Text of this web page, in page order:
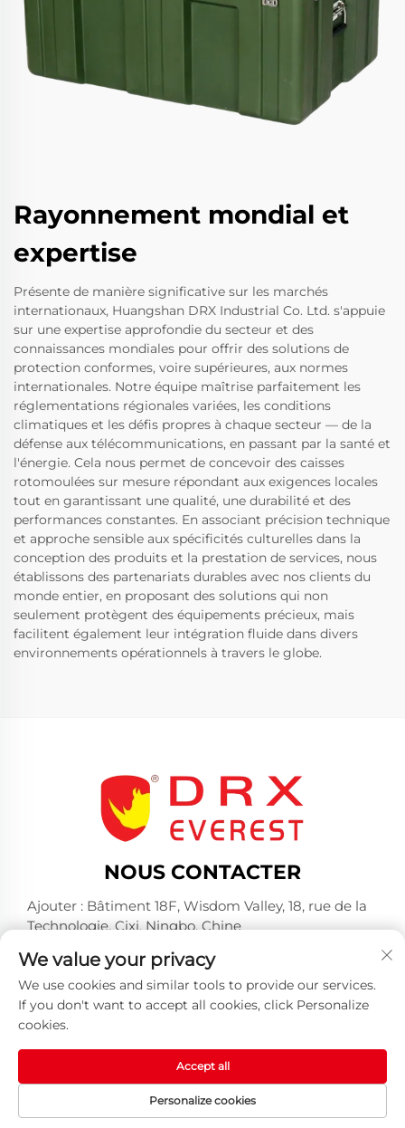
Rayonnement mondial et
expertise
Présente de manière significative sur les marchés
internationaux, Huangshan DRX Industrial Co. Ltd. s'appuie
sur une expertise approfondie du secteur et des
connaissances mondiales pour offrir des solutions de
protection conformes, voire supérieures, aux normes
internationales. Notre équipe maîtrise parfaitement les
réglementations régionales variées, les conditions
climatiques et les défis propres à chaque secteur — de la
défense aux télécommunications, en passant par la santé et
l'énergie. Cela nous permet de concevoir des caisses
rotomoulées sur mesure répondant aux exigences locales
tout en garantissant une qualité, une durabilité et des
performances constantes. En associant précision technique
et approche sensible aux spécificités culturelles dans la
conception des produits et la prestation de services, nous
établissons des partenariats durables avec nos clients du
monde entier, en proposant des solutions qui non
seulement protègent des équipements précieux, mais
facilitent également leur intégration fluide dans divers
environnements opérationnels à travers le globe.
NOUS CONTACTER
Ajouter : Bâtiment 18F, Wisdom Valley, 18, rue de la
Technologie, Cixi, Ningbo, Chine
Tél. : +86-574-23660321
E-mail :[email protected]
Tous droits réservés © 2025 par Huangshan DRX
Industrial Co., Ltd -Politique de confidentialité
We value your privacy
We use cookies and similar tools to provide our services.
If you don't want to accept all cookies, click Personalize
cookies.
Personalize cookies
Accept all